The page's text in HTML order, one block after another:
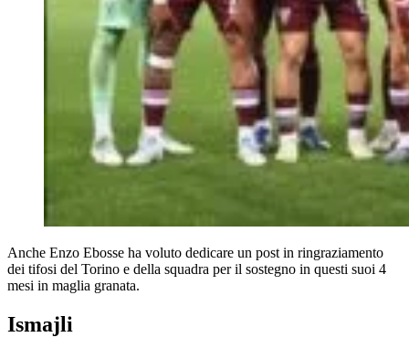
Anche Enzo Ebosse ha voluto dedicare un post in ringraziamento
dei tifosi del Torino e della squadra per il sostegno in questi suoi 4
mesi in maglia granata.
Ismajli